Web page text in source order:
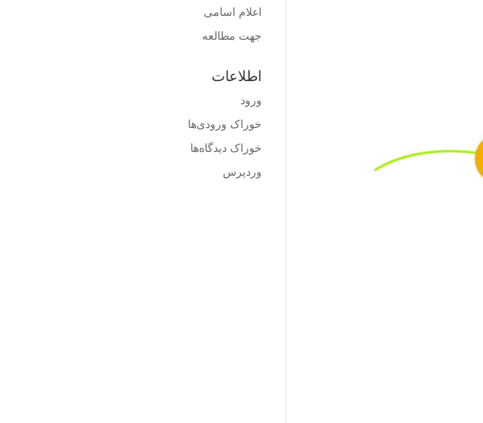
اعلام اسامی
جهت مطالعه
اطلاعات
ورود
خوراک ورودی‌ها
خوراک دیدگاه‌ها
وردپرس